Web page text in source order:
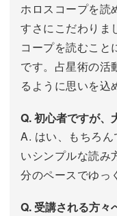
ホロスコープを読
すさにこだわりま
コープを読むこと
です。占星術の活
るように思いを込
Q. 初心者ですが、
A. はい、もちろ
いシンプルな読み
分のペースでゆっ
Q. 受講される方々